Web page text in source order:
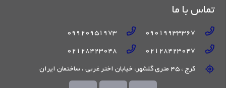
تماس با ما
09019933367
09920951973
02128423047
02128423048
کرج ، 45 متری گلشهر، خیابان اختر غربی ، ساختمان ایران